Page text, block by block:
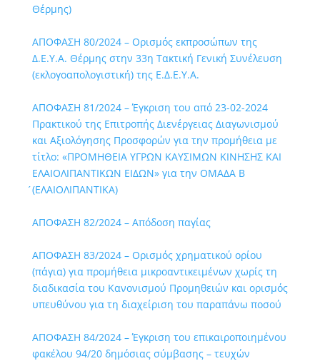
Θέρμης)
ΑΠΟΦΑΣΗ 80/2024 – Ορισμός εκπροσώπων της
Δ.Ε.Υ.Α. Θέρμης στην 33η Τακτική Γενική Συνέλευση
(εκλογοαπολογιστική) της Ε.Δ.Ε.Υ.Α.
ΑΠΟΦΑΣΗ 81/2024 – Έγκριση του από 23-02-2024
Πρακτικού της Επιτροπής Διενέργειας Διαγωνισμού
και Αξιολόγησης Προσφορών για την προμήθεια με
τίτλο: «ΠΡΟΜΗΘΕΙΑ ΥΓΡΩΝ ΚΑΥΣΙΜΩΝ ΚΙΝΗΣΗΣ ΚΑΙ
ΕΛΑΙΟΛΙΠΑΝΤΙΚΩΝ ΕΙΔΩΝ» για την ΟΜΑΔΑ Β
́(ΕΛΑΙΟΛΙΠΑΝΤΙΚΑ)
ΑΠΟΦΑΣΗ 82/2024 – Απόδοση παγίας
ΑΠΟΦΑΣΗ 83/2024 – Ορισμός χρηματικού ορίου
(πάγια) για προμήθεια μικροαντικειμένων χωρίς τη
διαδικασία του Κανονισμού Προμηθειών και ορισμός
υπευθύνου για τη διαχείριση του παραπάνω ποσού
ΑΠΟΦΑΣΗ 84/2024 – Έγκριση του επικαιροποιημένου
φακέλου 94/20 δημόσιας σύμβασης – τευχών